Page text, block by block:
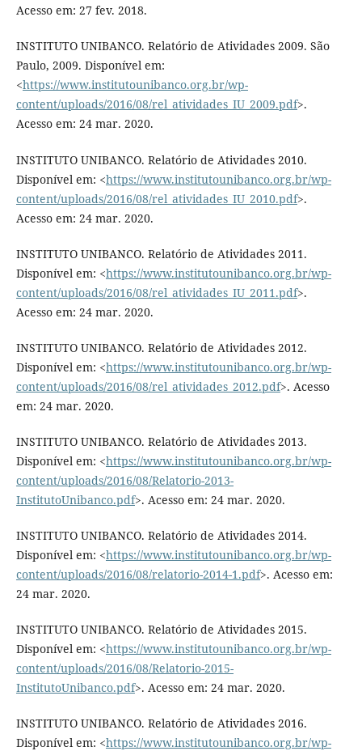
Acesso em: 27 fev. 2018.
INSTITUTO UNIBANCO. Relatório de Atividades 2009. São
Paulo, 2009. Disponível em:
<https://www.institutounibanco.org.br/wp-
content/uploads/2016/08/rel_atividades_IU_2009.pdf>.
Acesso em: 24 mar. 2020.
INSTITUTO UNIBANCO. Relatório de Atividades 2010.
Disponível em: <https://www.institutounibanco.org.br/wp-
content/uploads/2016/08/rel_atividades_IU_2010.pdf>.
Acesso em: 24 mar. 2020.
INSTITUTO UNIBANCO. Relatório de Atividades 2011.
Disponível em: <https://www.institutounibanco.org.br/wp-
content/uploads/2016/08/rel_atividades_IU_2011.pdf>.
Acesso em: 24 mar. 2020.
INSTITUTO UNIBANCO. Relatório de Atividades 2012.
Disponível em: <https://www.institutounibanco.org.br/wp-
content/uploads/2016/08/rel_atividades_2012.pdf>. Acesso
em: 24 mar. 2020.
INSTITUTO UNIBANCO. Relatório de Atividades 2013.
Disponível em: <https://www.institutounibanco.org.br/wp-
content/uploads/2016/08/Relatorio-2013-
InstitutoUnibanco.pdf>. Acesso em: 24 mar. 2020.
INSTITUTO UNIBANCO. Relatório de Atividades 2014.
Disponível em: <https://www.institutounibanco.org.br/wp-
content/uploads/2016/08/relatorio-2014-1.pdf>. Acesso em:
24 mar. 2020.
INSTITUTO UNIBANCO. Relatório de Atividades 2015.
Disponível em: <https://www.institutounibanco.org.br/wp-
content/uploads/2016/08/Relatorio-2015-
InstitutoUnibanco.pdf>. Acesso em: 24 mar. 2020.
INSTITUTO UNIBANCO. Relatório de Atividades 2016.
Disponível em: <https://www.institutounibanco.org.br/wp-